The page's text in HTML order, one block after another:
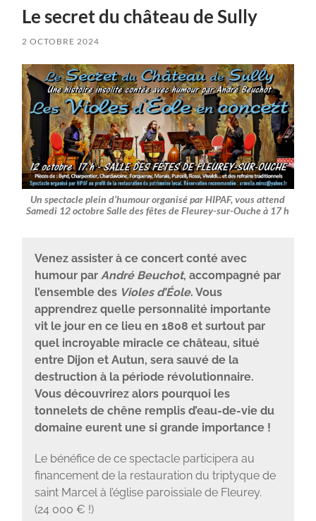
Le secret du château de Sully
2 OCTOBRE 2024
Un spectacle plein d’humourorganisé par HIPAF, vous attend
Samedi 12 octobre Salle des fêtes de Fleurey-sur-Ouche à 17 h
Venez assister à ce concert conté avec
humour par André Beuchot, accompagné par
l’ensemble des Violes d’Éole. Vous
apprendrez quelle personnalité importante
vit le jour en ce lieu en 1808 et surtout par
quel incroyable miracle ce château, situé
entre Dijon et Autun, sera sauvé de la
destruction à la période révolutionnaire.
Vous découvrirez alors pourquoi les
tonnelets de chêne remplis d’eau-de-vie du
domaine eurent une si grande importance !
Le bénéfice de ce spectacle participera au
financement de la restauration du triptyque de
saint Marcel à l’église paroissiale de Fleurey.
(24 000 € !)